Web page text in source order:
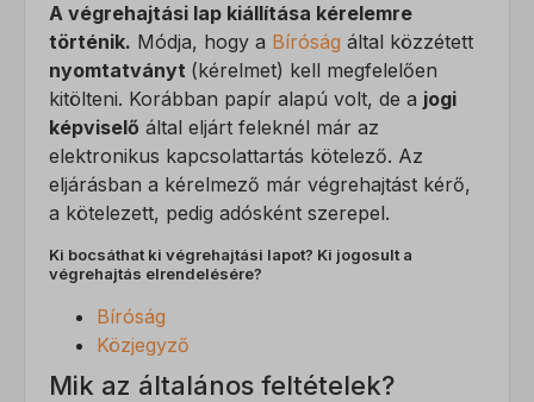
A végrehajtási lap kiállítása kérelemre
történik. Módja, hogy a Bíróság által közzétett
nyomtatványt (kérelmet) kell megfelelően
kitölteni. Korábban papír alapú volt, de a jogi
képviselő által eljárt feleknél már az
elektronikus kapcsolattartás kötelező. Az
eljárásban a kérelmező már végrehajtást kérő,
a kötelezett, pedig adósként szerepel.
Ki bocsáthat ki végrehajtási lapot? Ki jogosult a
végrehajtás elrendelésére?
Bíróság
Közjegyző
Mik az általános feltételek?